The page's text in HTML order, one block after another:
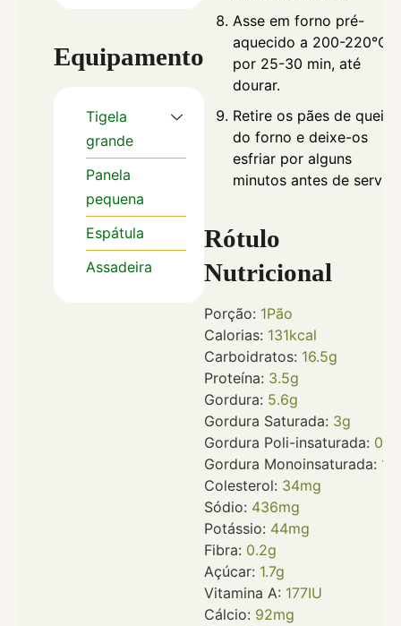
Equipamento
Tigela
grande
Panela
pequena
Espátula
Assadeira
Asse em forno pré-
aquecido a 200-220℃
por 25-30 min, até
dourar.
Retire os pães de queijo
do forno e deixe-os
esfriar por alguns
minutos antes de servir.
Rótulo
Nutricional
Porção: 1Pão
Calorias: 131kcal
Carboidratos: 16.5g
Proteína: 3.5g
Gordura: 5.6g
Gordura Saturada: 3g
Gordura Poli-insaturada: 0.3
Gordura Monoinsaturada: 1.5
Colesterol: 34mg
Sódio: 436mg
Potássio: 44mg
Fibra: 0.2g
Açúcar: 1.7g
Vitamina A: 177IU
Cálcio: 92mg